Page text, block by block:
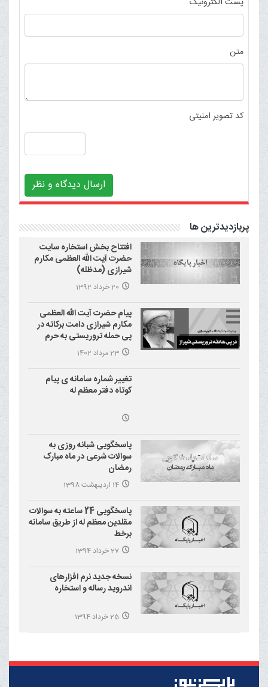
متن
کد تصویر امنیتی
ارسال دیدگاه و نظر
پربازدیدترین ها
افتتاح بخش استخاره سایت
حضرت آیت الله العظمی مکارم
شیرازی (مدظله)
20 خرداد 1392
پیام حضرت آیت الله العظمی
مکارم شیرازی دامت برکاته در
پی حمله تروریستی به حرم
احمد بن موسی علیه السلام
(شاهچراغ)
23 مرداد 1402
تغییر شماره سامانه ی پیام
کوتاه دفتر معظم له
پاسخگویی شبانه روزی به
سوالات شرعی در ماه مبارک
رمضان
14 اردیبهشت 1398
پاسخگویی 24 ساعته به سوالات
مقلدین معظم له از طریق سامانه
برخط
27 خرداد 1394
نسخه جدید نرم افزارهای
اندروید رساله و استخاره
25 خرداد 1394